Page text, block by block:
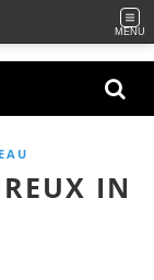
MENU
IN